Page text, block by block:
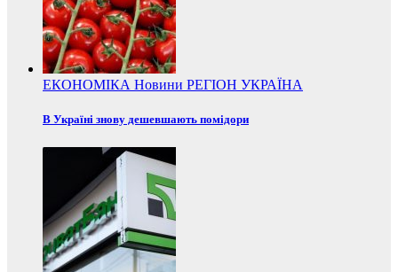
ЕКОНОМІКА Новини РЕГІОН УКРАЇНА
В Україні знову дешевшають помідори